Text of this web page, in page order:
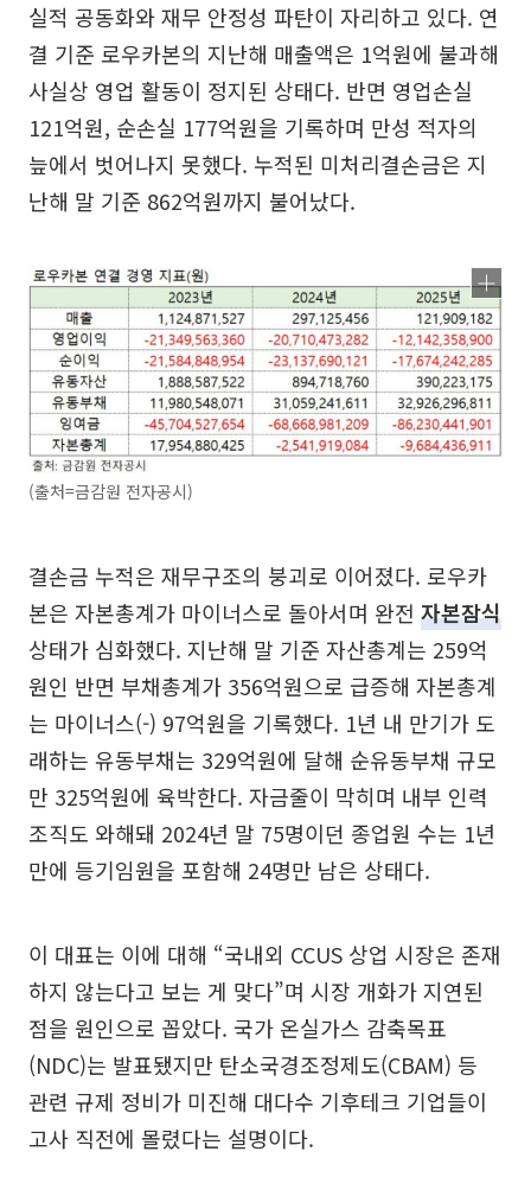
실적 공동화와 재무 안정성 파탄이 자리하고 있다. 연
결 기준 로우카본의 지난해 매출액은 1억원에 불과해
사실상 영업 활동이 정지된 상태다. 반면 영업손실
121억원, 순손실 177억원을 기록하며 만성 적자의
늪에서 벗어나지 못했다. 누적된 미처리결손금은 지
난해 말 기준 862억원까지 불어났다.
(출처=금감원 전자공시)
결손금 누적은 재무구조의 붕괴로 이어졌다. 로우카
본은 자본총계가 마이너스로 돌아서며 완전 자본잠식
상태가 심화했다. 지난해 말 기준 자산총계는 259억
원인 반면 부채총계가 356억원으로 급증해 자본총계
는 마이너스(-) 97억원을 기록했다. 1년 내 만기가 도
래하는 유동부채는 329억원에 달해 순유동부채 규모
만 325억원에 육박한다. 자금줄이 막히며 내부 인력
조직도 와해돼 2024년 말 75명이던 종업원 수는 1년
만에 등기임원을 포함해 24명만 남은 상태다.
이 대표는 이에 대해 “국내외 CCUS 상업 시장은 존재
하지 않는다고 보는 게 맞다”며 시장 개화가 지연된
점을 원인으로 꼽았다. 국가 온실가스 감축목표
(NDC)는 발표됐지만 탄소국경조정제도(CBAM) 등
관련 규제 정비가 미진해 대다수 기후테크 기업들이
고사 직전에 몰렸다는 설명이다.